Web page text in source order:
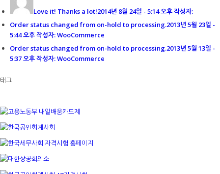
Love it! Thanks a lot!2014년 8월 24일 - 5:14 오후 작성자:
Order status changed from on-hold to processing.2013년 5월 23일 -
5:44 오후 작성자: WooCommerce
Order status changed from on-hold to processing.2013년 5월 13일 -
5:37 오후 작성자: WooCommerce
태그